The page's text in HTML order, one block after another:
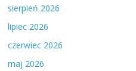
sierpień 2026
lipiec 2026
czerwiec 2026
maj 2026